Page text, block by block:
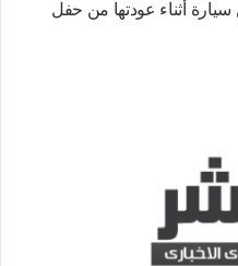
أثناء عودتها من حفل